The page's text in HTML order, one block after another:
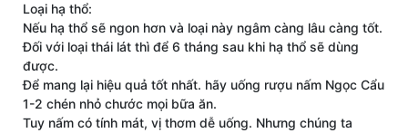
Loại hạ thổ:
Nếu hạ thổ sẽ ngon hơn và loại này ngâm càng lâu càng tốt.
Đối với loại thái lát thì để 6 tháng sau khi hạ thổ sẽ dùng
được.
Để mang lại hiệu quả tốt nhất. hãy uống rượu nấm Ngọc Cẩu
1-2 chén nhỏ chước mọi bữa ăn.
Tuy nấm có tính mát, vị thơm dễ uống. Nhưng chúng ta